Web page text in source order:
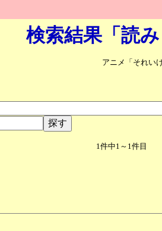
検索結果「読み
アニメ「それい
1件中1～1件目